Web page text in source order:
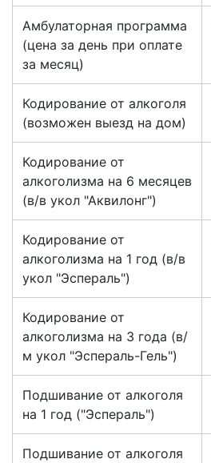
Амбулаторная программа
(цена за день при оплате
за месяц)
Кодирование от алкоголя
(возможен выезд на дом)
Кодирование от
алкоголизма на 6 месяцев
(в/в укол "Аквилонг")
Кодирование от
алкоголизма на 1 год (в/в
укол "Эспераль")
Кодирование от
алкоголизма на 3 года (в/
м укол "Эспераль-Гель")
Подшивание от алкоголя
на 1 год ("Эспераль")
Подшивание от алкоголя